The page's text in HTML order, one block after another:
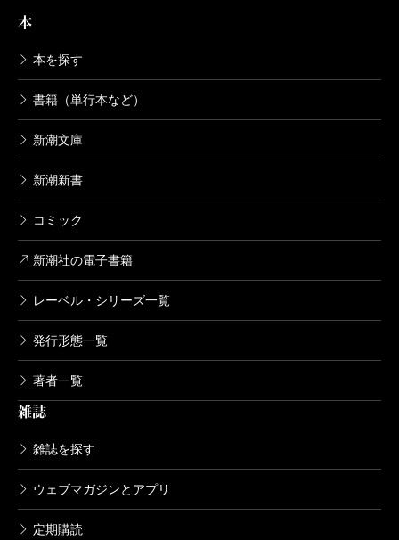
本
本を探す
書籍（単行本など）
新潮文庫
新潮新書
コミック
新潮社の電子書籍
レーベル・シリーズ一覧
発行形態一覧
著者一覧
雑誌
雑誌を探す
ウェブマガジンとアプリ
定期購読